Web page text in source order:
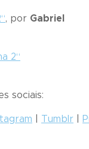
“, por Gabriel
2“
sociais:
Tumblr